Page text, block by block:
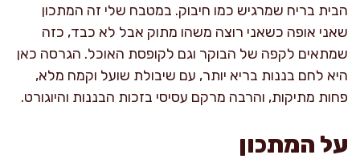
הבית בריח שמרגיש כמו חיבוק. במטבח שלי זה המתכון
שאני אופה כשאני רוצה משהו מתוק אבל לא כבד, כזה
שמתאים לקפה של הבוקר וגם לקופסת האוכל. הגרסה כאן
היא לחם בננות בריא יותר, עם שיבולת שועל וקמח מלא,
פחות מתיקות, והרבה מרקם עסיסי בזכות הבננות והיוגורט.
על המתכון